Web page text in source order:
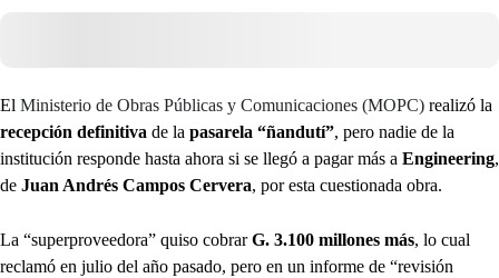
El Ministerio de Obras Públicas y Comunicaciones (MOPC) realizó la
recepción definitiva de la pasarela “ñandutí”, pero nadie de la
institución responde hasta ahora si se llegó a pagar más a Engineering,
de Juan Andrés Campos Cervera, por esta cuestionada obra.
La “superproveedora” quiso cobrarG. 3.100 millones más, lo cual
reclamó en julio del año pasado, pero en un informe de “revisión